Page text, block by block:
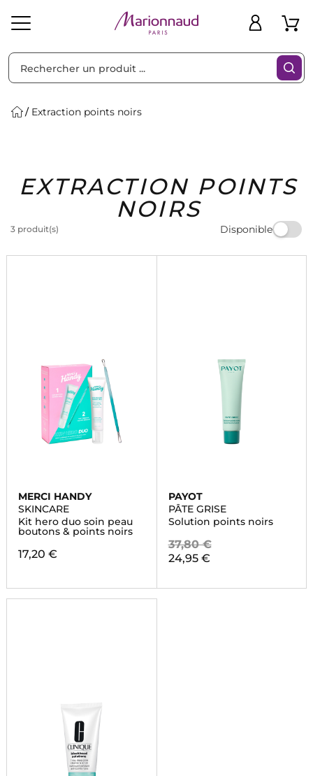
Solaire Homme Marques Idées
Cadeaux
Bons
Plans
Extraction points noirs
EXTRACTION POINTS
NOIRS
3 produit(s) Disponible
Filtres
MERCI HANDY
SKINCARE
Kit hero duo soin peau
boutons & points noirs
17,20 €
PAYOT
PÂTE GRISE
Solution points noirs
37,80 €
24,95 €